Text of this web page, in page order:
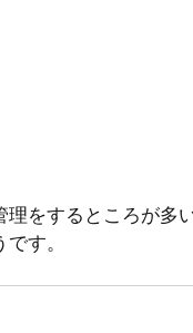
をするところが多
す。